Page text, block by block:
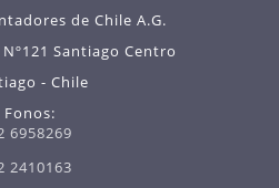
de Chile A.G.
Santiago Centro
- Chile
Fonos:
6958269
2410163